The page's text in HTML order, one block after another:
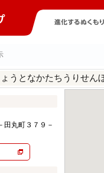
うとなかたちうりせん
田丸町３７９－